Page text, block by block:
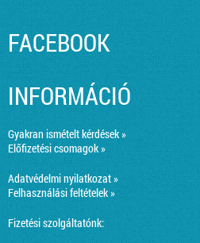
FACEBOOK
INFORMÁCIÓ
Gyakran ismételt kérdések »
Előfizetési csomagok »
Adatvédelmi nyilatkozat »
Felhasználási feltételek »
Fizetési szolgáltatónk: